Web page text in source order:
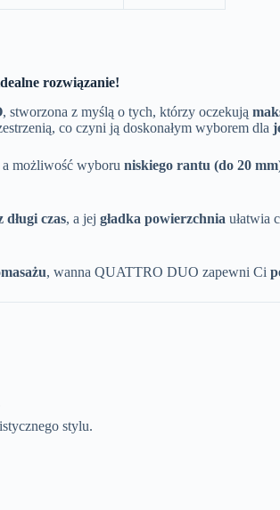
rozwiązanie!
, stworzona z myślą o tych, którzy oczekują
co czyni ją doskonałym wyborem dla
a możliwość wyboru niskiego rantu (do 20
czas, a jej gładka powierzchnia ułatwia
, wanna QUATTRO DUO zapewni Ci
stylu.